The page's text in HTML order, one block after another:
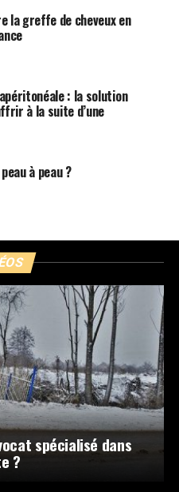
la greffe de cheveux en
: la solution
à la suite d’une
à peau ?
spécialisé dans
?